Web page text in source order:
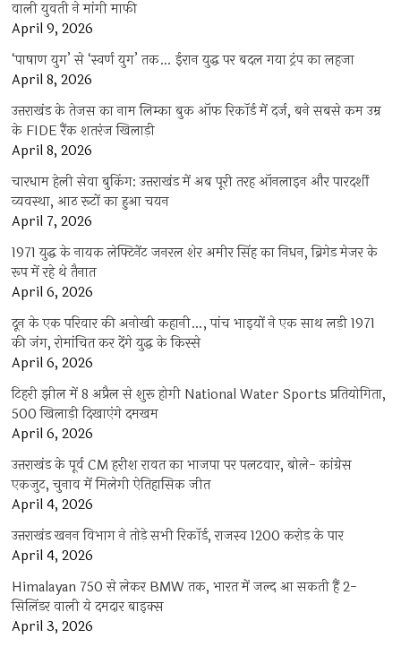
वाली युवती ने मांगी माफी
April 9, 2026
‘पाषाण युग’ से ‘स्वर्ण युग’ तक… ईरान युद्ध पर बदल गया ट्रंप का लहजा
April 8, 2026
उत्तराखंड के तेजस का नाम लिम्का बुक ऑफ रिकॉर्ड में दर्ज, बने सबसे कम उम्र
के FIDE रैंक शतरंज खिलाड़ी
April 8, 2026
चारधाम हेली सेवा बुकिंग: उत्तराखंड में अब पूरी तरह ऑनलाइन और पारदर्शी
व्यवस्था, आठ रूटों का हुआ चयन
April 7, 2026
1971 युद्ध के नायक लेफ्टिनेंट जनरल शेर अमीर सिंह का निधन, ब्रिगेड मेजर के
रूप में रहे थे तैनात
April 6, 2026
दून के एक परिवार की अनोखी कहानी…, पांच भाइयों ने एक साथ लड़ी 1971
की जंग, रोमांचित कर देंगे युद्ध के किस्से
April 6, 2026
टिहरी झील में 8 अप्रैल से शुरू होगी National Water Sports प्रतियोगिता,
500 खिलाड़ी दिखाएंगे दमखम
April 6, 2026
उत्तराखंड के पूर्व CM हरीश रावत का भाजपा पर पलटवार, बोले- कांग्रेस
एकजुट, चुनाव में मिलेगी ऐतिहासिक जीत
April 4, 2026
उत्तराखंड खनन विभाग ने तोड़े सभी रिकॉर्ड, राजस्व 1200 करोड़ के पार
April 4, 2026
Himalayan 750 से लेकर BMW तक, भारत में जल्द आ सकती हैं 2-
सिलिंडर वाली ये दमदार बाइक्स
April 3, 2026